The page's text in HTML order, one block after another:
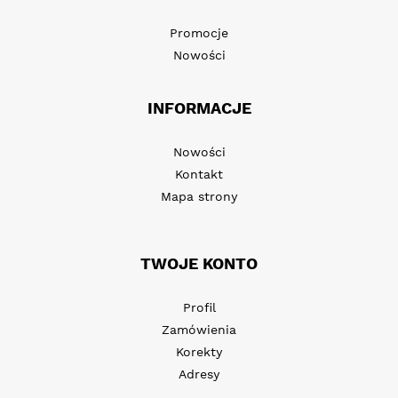
Promocje
Nowości
INFORMACJE
Nowości
Kontakt
Mapa strony
TWOJE KONTO
Profil
Zamówienia
Korekty
Adresy